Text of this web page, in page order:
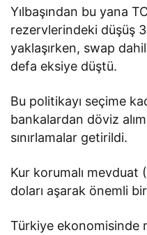
Yılbaşından bu yana
rezervlerindeki düşüş
yaklaşırken, swap
defa eksiye düştü.
Bu politikayı seçime
bankalardan döviz
sınırlamalar getirildi.
Kur korumalı mevduat
doları aşarak önemli
Türkiye ekonomisinde